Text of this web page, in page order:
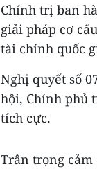
Chính trị ban
giải pháp cơ
tài chính quốc
Nghị quyết số
hội, Chính phủ
tích cực.
Trân trọng cảm